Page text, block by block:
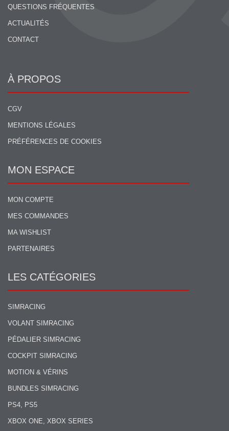
QUESTIONS FRÉQUENTES
ACTUALITÉS
CONTACT
À PROPOS
CGV
MENTIONS LÉGALES
PRÉFÉRENCES DE COOKIES
MON ESPACE
MON COMPTE
MES COMMANDES
MA WISHLIST
PARTENAIRES
LES CATÉGORIES
SIMRACING
VOLANT SIMRACING
PÉDALIER SIMRACING
COCKPIT SIMRACING
MOTION & VÉRINS
BUNDLES SIMRACING
PS4, PS5
XBOX ONE, XBOX SERIES